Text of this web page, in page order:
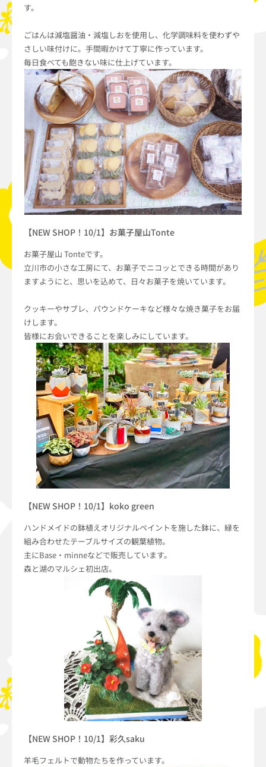
す。
ごはんは減塩醤油・減塩しおを使用し、化学調味料を使わずや
さしい味付けに。手間暇かけて丁寧に作っています。
毎日食べても飽きない味に仕上げています。
【NEW SHOP！10/1】お菓子屋山Tonte
お菓子屋山 Tonteです。
立川市の小さな工房にて、お菓子でニコッとできる時間があり
ますようにと、思いを込めて、日々お菓子を焼いています。
クッキーやサブレ、パウンドケーキなど様々な焼き菓子をお届
けします。
皆様にお会いできることを楽しみにしています。
【NEW SHOP！10/1】koko green
ハンドメイドの鉢植えオリジナルペイントを施した鉢に、緑を
組み合わせたテーブルサイズの観葉植物。
主にBase・minneなどで販売しています。
森と湖のマルシェ初出店。
【NEW SHOP！10/1】彩久saku
羊毛フェルトで動物たちを作っています。